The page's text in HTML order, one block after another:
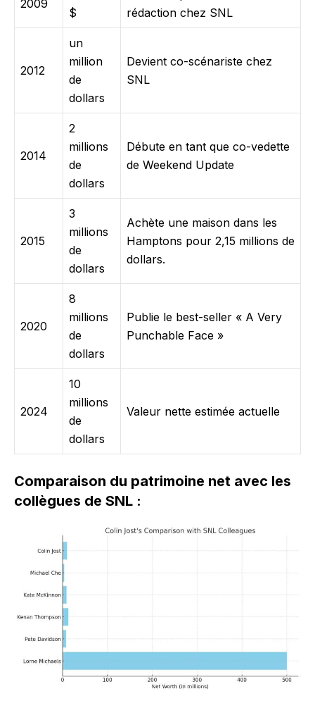
2009
$
rédaction chez SNL
2012
un
million
de
dollars
Devient co-scénariste chez
SNL
2014
2
millions
de
dollars
Débute en tant que co-vedette
de Weekend Update
2015
3
millions
de
dollars
Achète une maison dans les
Hamptons pour 2,15 millions de
dollars.
2020
8
millions
de
dollars
Publie le best-seller « A Very
Punchable Face »
2024
10
millions
de
dollars
Valeur nette estimée actuelle
Comparaison du patrimoine net avec les
collègues de SNL :